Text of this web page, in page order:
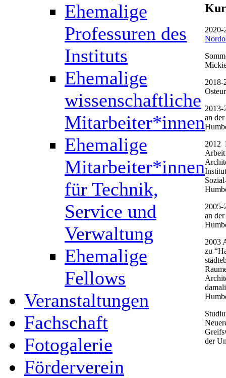
Ehemalige
Professuren des
Instituts
Ehemalige
wissenschaftliche
Mitarbeiter*innen
Ehemalige
Mitarbeiter*innen
für Technik,
Service und
Verwaltung
Ehemalige
Fellows
Veranstaltungen
Fachschaft
Fotogalerie
Förderverein
2020-
2018-
2013-
an
2012
2005-
an
2003
zu
der